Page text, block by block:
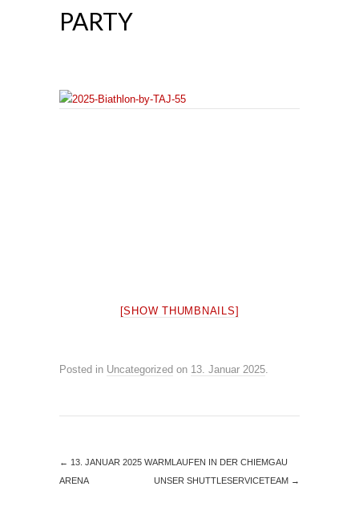
PARTY
[SHOW THUMBNAILS]
Posted in Uncategorized on 13. Januar 2025
← 13. JANUAR 2025 WARMLAUFEN IN DER CHIEMGAU
ARENA
UNSER SHUTTLESERVICETEAM →